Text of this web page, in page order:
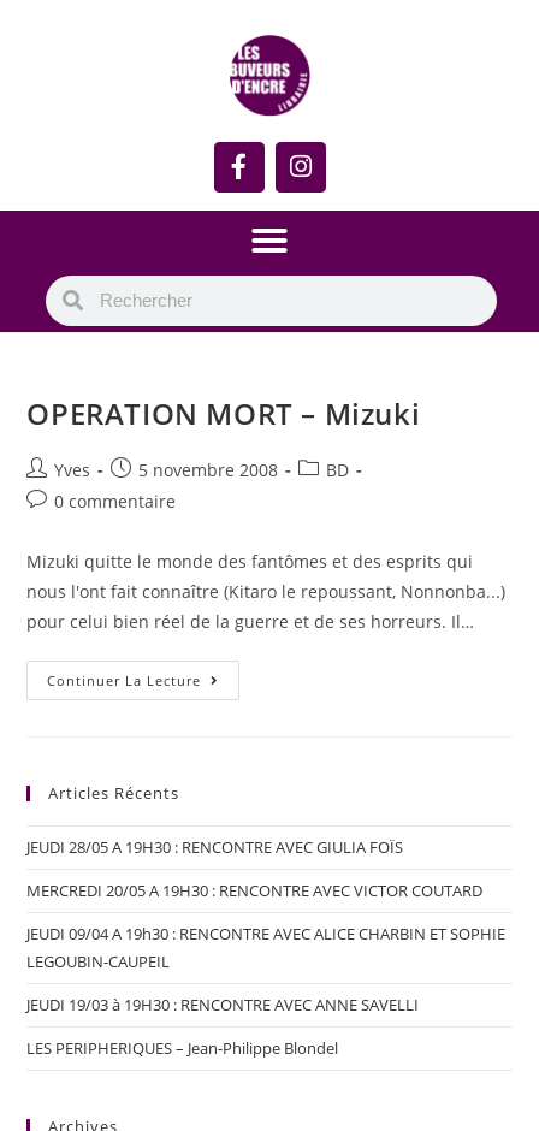
OPERATION MORT – Mizuki
Yves 5 novembre 2008
BD
0 commentaire
Mizuki quitte le monde des fantômes et des esprits qui
nous l'ont fait connaître (Kitaro le repoussant, Nonnonba...)
pour celui bien réel de la guerre et de ses horreurs. Il…
Continuer La Lecture
Articles Récents
JEUDI 28/05 A 19H30 : RENCONTRE AVEC GIULIA FOÏS
MERCREDI 20/05 A 19H30 : RENCONTRE AVEC VICTOR COUTARD
JEUDI 09/04 A 19h30 : RENCONTRE AVEC ALICE CHARBIN ET SOPHIE
LEGOUBIN-CAUPEIL
JEUDI 19/03 à 19H30 : RENCONTRE AVEC ANNE SAVELLI
LES PERIPHERIQUES – Jean-Philippe Blondel
Archives